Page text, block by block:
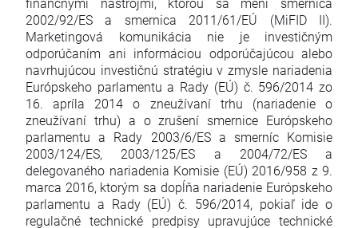
2002/92/ES a smernica 2011/61/EÚ (MiFID II).
Marketingová komunikácia nie je investičným
odporúčaním ani informáciou odporúčajúcou alebo
navrhujúcou investičnú stratégiu v zmysle nariadenia
Európskeho parlamentu a Rady (EÚ) č. 596/2014 zo
16. apríla 2014 o zneužívaní trhu (nariadenie o
zneužívaní trhu) a o zrušení smernice Európskeho
parlamentu a Rady 2003/6/ES a smerníc Komisie
2003/124/ES, 2003/125/ES a 2004/72/ES a
delegovaného nariadenia Komisie (EÚ) 2016/958 z 9.
marca 2016, ktorým sa dopĺňa nariadenie Európskeho
parlamentu a Rady (EÚ) č. 596/2014, pokiaľ ide o
regulačné technické predpisy upravujúce technické